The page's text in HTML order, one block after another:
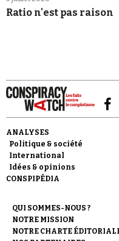
Ratio n'est pas raison
ANALYSES
Politique & société
International
Idées & opinions
CONSPIPÉDIA
QUI SOMMES-NOUS ?
NOTRE MISSION
NOTRE CHARTE